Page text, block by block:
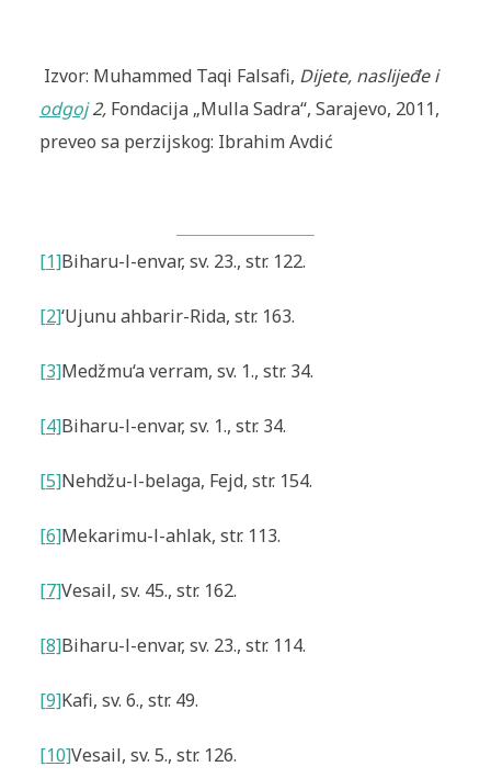
Izvor: Muhammed Taqi Falsafi, Dijete, naslijeđe i
odgoj2,Fondacija „Mulla Sadra“, Sarajevo, 2011,
preveo sa perzijskog: Ibrahim Avdić
[1]Biharu-l-envar, sv. 23., str. 122.
[2]‘Ujunu ahbarir-Rida, str. 163.
[3]Medžmu‘a verram, sv. 1., str. 34.
[4]Biharu-l-envar, sv. 1., str. 34.
[5]Nehdžu-l-belaga, Fejd, str. 154.
[6]Mekarimu-l-ahlak, str. 113.
[7]Vesail, sv. 45., str. 162.
[8]Biharu-l-envar, sv. 23., str. 114.
[9]Kafi, sv. 6., str. 49.
[10]Vesail, sv. 5., str. 126.